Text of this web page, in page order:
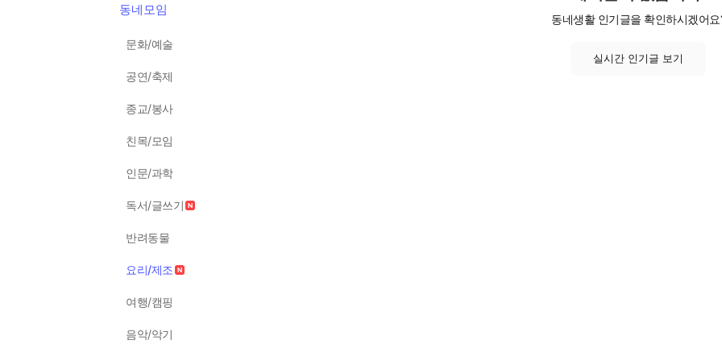
동네모임
문화/예술
공연/축제
종교/봉사
친목/모임
인문/과학
독서/글쓰기
반려동물
요리/제조
여행/캠핑
음악/악기
동네생활 인기글을 확인하시겠어요
실시간 인기글 보기